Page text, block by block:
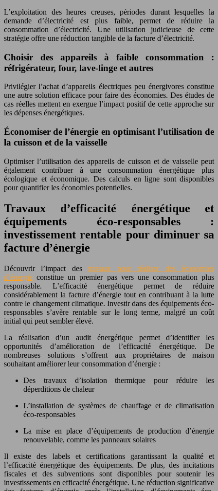
L’exploitation des heures creuses, périodes durant lesquelles la
demande d’électricité est plus faible, permet de réduire la
consommation d’électricité. Une utilisation judicieuse de cette
stratégie offre une réduction tangible de la facture d’électricité.
Choisir des appareils à faible consommation :
réfrigérateur, four, lave-linge et autres
Privilégier l’achat d’appareils électriques peu énergivores constitue
une autre solution efficace pour faire des économies. Des études de
cas réelles mettent en exergue l’impact positif de cette approche sur
les dépenses énergétiques.
Économiser de l’énergie en optimisant l’utilisation de
la cuisson et de la vaisselle
Optimiser l’utilisation des appareils de cuisson et de vaisselle peut
également contribuer à une consommation énergétique plus
écologique et économique. Des calculs en ligne sont disponibles
pour quantifier les économies potentielles.
Travaux d’efficacité énergétique et
équipements éco-responsables :
investissement rentable pour diminuer sa
facture d’énergie
Découvrir l’impact destravaux pour réaliser des économies
d’énergie constitue un premier pas vers une consommation plus
responsable. L’efficacité énergétique permet de réduire
considérablement la facture d’énergie tout en contribuant à la lutte
contre le changement climatique. Investir dans des équipements éco-
responsables s’avère rentable sur le long terme, malgré un coût
initial qui peut sembler élevé.
La réalisation d’un audit énergétique permet d’identifier les
opportunités d’amélioration de l’efficacité énergétique. De
nombreuses solutions s’offrent aux propriétaires de maison
souhaitant améliorer leur consommation d’énergie :
Des travaux d’isolation thermique pour réduire les
déperditions de chaleur
L’installation de systèmes de chauffage et de climatisation
éco-responsables
La mise en place d’équipements de production d’énergie
renouvelable, comme les panneaux solaires
Il existe des labels et certifications garantissant la qualité et
l’efficacité énergétique des équipements. De plus, des incitations
fiscales et des subventions sont disponibles pour soutenir les
investissements en efficacité énergétique. Une réduction significative